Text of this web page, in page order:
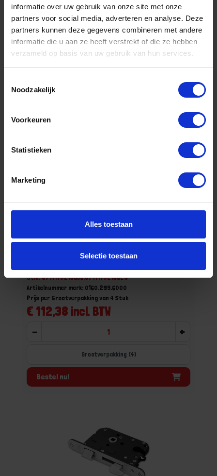
informatie over uw gebruik van onze site met onze
partners voor social media, adverteren en analyse. Deze
partners kunnen deze gegevens combineren met andere
informatie die u aan ze heeft verstrekt of die ze hebben
verzameld op basis van uw gebruik van hun services.
Noodzakelijk
Voorkeuren
Statistieken
Marketing
Alles toestaan
Selectie toestaan
Gtin: 8714678177934,HSOX1217748
Artikelnummer merk: 1217748
€ 22,55 incl. BTW
Prijs per 1 Stuk
Veiligheidsinsteekslot +haakschoot PC55
Gtin: 8714140219636,8714140219629
Artikelnummer merk: 0160.295.6000
€ 112,38 incl. BTW
Prijs per Grootverpakking van 4 Stuk
- +
Grootverpakking (4)
Bestel nu!